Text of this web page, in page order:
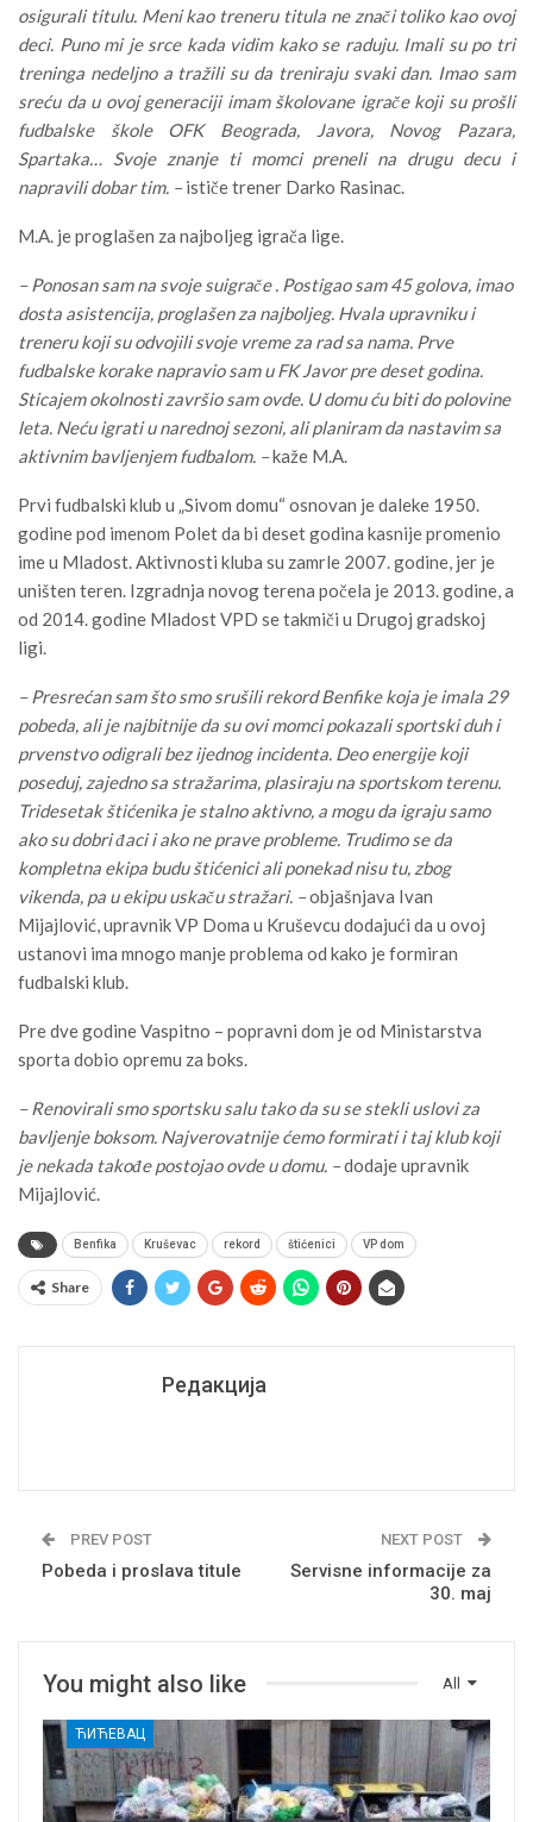
osigurali titulu. Meni kao treneru titula ne znači toliko kao ovoj
deci. Puno mi je srce kada vidim kako se raduju. Imali su po tri
treninga nedeljno a tražili su da treniraju svaki dan. Imao sam
sreću da u ovoj generaciji imam školovane igrače koji su prošli
fudbalske škole OFK Beograda, Javora, Novog Pazara,
Spartaka… Svoje znanje ti momci preneli na drugu decu i
napravili dobar tim. –ističe trener Darko Rasinac.
M.A. je proglašen za najboljeg igrača lige.
– Ponosan sam na svoje suigrače . Postigao sam 45 golova, imao
dosta asistencija, proglašen za najboljeg. Hvala upravniku i
treneru koji su odvojili svoje vreme za rad sa nama. Prve
fudbalske korake napravio sam u FK Javor pre deset godina.
Sticajem okolnosti završio sam ovde. U domu ću biti do polovine
leta. Neću igrati u narednoj sezoni, ali planiram da nastavim sa
aktivnim bavljenjem fudbalom. –kaže M.A.
Prvi fudbalski klub u „Sivom domu“ osnovan je daleke 1950.
godine pod imenom Polet da bi deset godina kasnije promenio
ime u Mladost. Aktivnosti kluba su zamrle 2007. godine, jer je
uništen teren. Izgradnja novog terena počela je 2013. godine, a
od 2014. godine Mladost VPD se takmiči u Drugoj gradskoj
ligi.
– Presrećan sam što smo srušili rekord Benfike koja je imala 29
pobeda, ali je najbitnije da su ovi momci pokazali sportski duh i
prvenstvo odigrali bez ijednog incidenta. Deo energije koji
poseduj, zajedno sa stražarima, plasiraju na sportskom terenu.
Tridesetak štićenika je stalno aktivno, a mogu da igraju samo
ako su dobri đaci i ako ne prave probleme. Trudimo se da
kompletna ekipa budu štićenici ali ponekad nisu tu, zbog
vikenda, pa u ekipu uskaču stražari. –objašnjava Ivan
Mijajlović, upravnik VP Doma u Kruševcu dodajući da u ovoj
ustanovi ima mnogo manje problema od kako je formiran
fudbalski klub.
Pre dve godine Vaspitno – popravni dom je od Ministarstva
sporta dobio opremu za boks.
– Renovirali smo sportsku salu tako da su se stekli uslovi za
bavljenje boksom. Najverovatnije ćemo formirati i taj klub koji
je nekada takođe postojao ovde u domu. –dodaje upravnik
Mijajlović.
Benfika Kruševac rekord štićenici VP dom
Share
Редакција
PREV POST
Pobeda i proslava titule
NEXT POST
Servisne informacije za
30. maj
All
You might also like
ЋИЋЕВАЦ